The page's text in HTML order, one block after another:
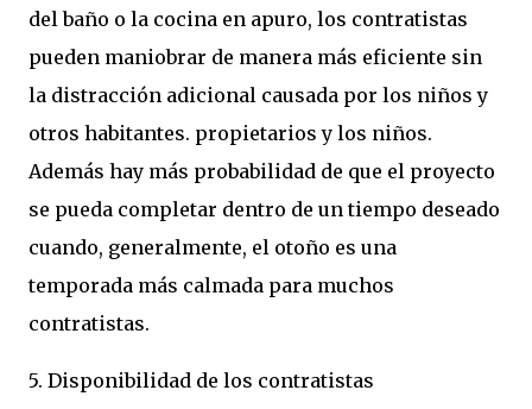
del baño o la cocina en apuro, los contratistas
pueden maniobrar de manera más eficiente sin
la distracción adicional causada por los niños y
otros habitantes. propietarios y los niños.
Además hay más probabilidad de que el proyecto
se pueda completar dentro de un tiempo deseado
cuando, generalmente, el otoño es una
temporada más calmada para muchos
contratistas.
5. Disponibilidad de los contratistas